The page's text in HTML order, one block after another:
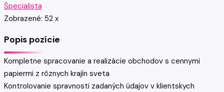
Špecialista
Zobrazené: 52 x
Popis pozície
Kompletne spracovanie a realizácie obchodov s cennymi
papiermi z rôznych krajín sveta
Kontrolovanie spravnosti zadaných údajov v klientskych